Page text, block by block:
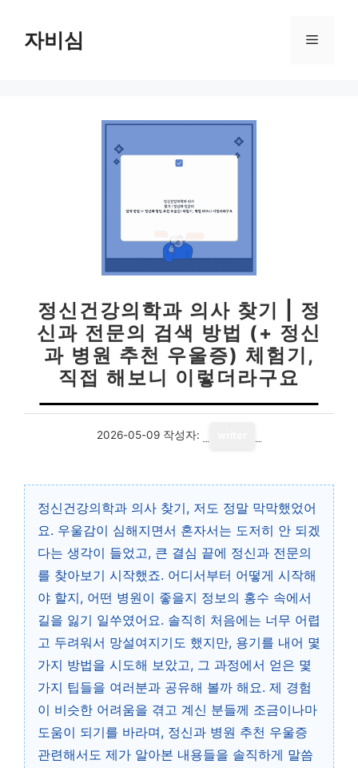
자비심 메
정신건강의학과 의사 찾기 | 정
신과 전문의 검색 방법 (+ 정신
과 병원 추천 우울증) 체험기,
직접 해보니 이렇더라구요
2026-05-09 작성자:
정신건강의학과 의사 찾기, 저도 정말 막막했었어
요. 우울감이 심해지면서 혼자서는 도저히 안 되겠
다는 생각이 들었고, 큰 결심 끝에 정신과 전문의
를 찾아보기 시작했죠. 어디서부터 어떻게 시작해
야 할지, 어떤 병원이 좋을지 정보의 홍수 속에서
길을 잃기 일쑤였어요. 솔직히 처음에는 너무 어렵
고 두려워서 망설여지기도 했지만, 용기를 내어 몇
가지 방법을 시도해 보았고, 그 과정에서 얻은 몇
가지 팁들을 여러분과 공유해 볼까 해요. 제 경험
이 비슷한 어려움을 겪고 계신 분들께 조금이나마
도움이 되기를 바라며, 정신과 병원 추천 우울증
관련해서도 제가 알아본 내용들을 솔직하게 말씀